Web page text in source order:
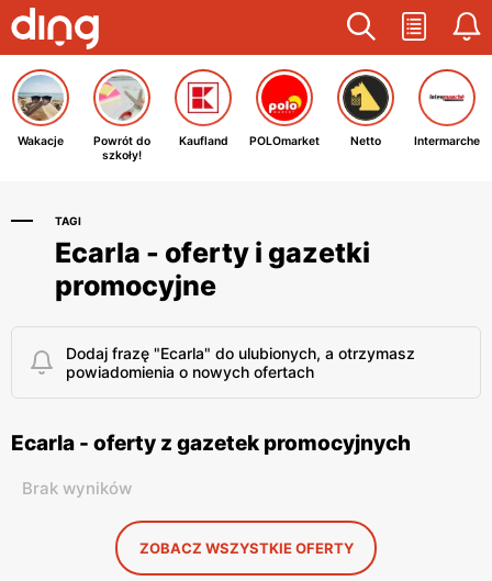
Wakacje
Powrót do
szkoły!
Kaufland POLOmarket Netto Intermarche
TAGI
Ecarla - oferty i gazetki
promocyjne
Dodaj frazę "Ecarla" do ulubionych, a otrzymasz
powiadomienia o nowych ofertach
Ecarla - oferty z gazetek promocyjnych
Brak wyników
ZOBACZ WSZYSTKIE OFERTY